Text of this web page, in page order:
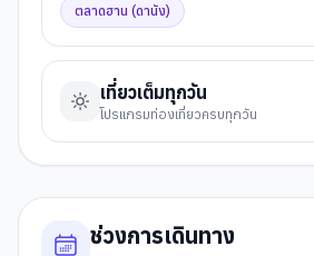
ตลาดฮาน (ดานัง)
เที่ยวเต็มทุกวัน
โปรแกรมท่องเที่ยวครบทุกวัน
ช่วงการเดินทาง